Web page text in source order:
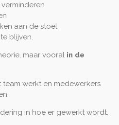
aan de stoel
blijven.
maar vooral in de
werkt en medewerkers
in hoe er gewerkt wordt.